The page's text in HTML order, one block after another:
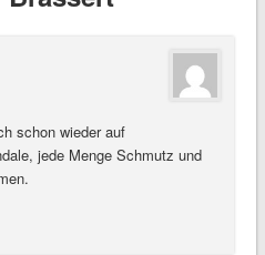
schon wieder auf
jede Menge Schmutz und